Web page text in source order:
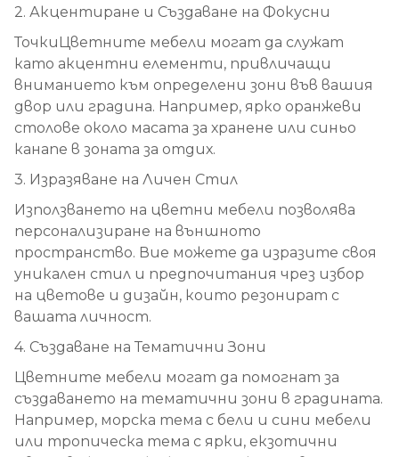
2. Акцентиране и Създаване на Фокусни
ТочкиЦветните мебели могат да служат
като акцентни елементи, привличащи
вниманието към определени зони във вашия
двор или градина. Например, ярко оранжеви
столове около масата за хранене или синьо
канапе в зоната за отдих.
3. Изразяване на Личен Стил
Използването на цветни мебели позволява
персонализиране на външното
пространство. Вие можете да изразите своя
уникален стил и предпочитания чрез избор
на цветове и дизайн, които резонират с
вашата личност.
4. Създаване на Тематични Зони
Цветните мебели могат да помогнат за
създаването на тематични зони в градината.
Например, морска тема с бели и сини мебели
или тропическа тема с ярки, екзотични